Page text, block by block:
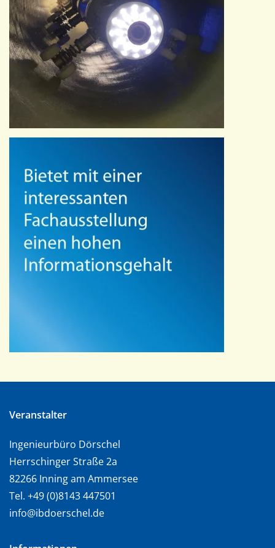
Veranstalter
Ingenieurbüro Dörschel
Herrschinger Straße 2a
82266 Inning am Ammersee
Tel. +49 (0)8143 447501
info@ibdoerschel.de